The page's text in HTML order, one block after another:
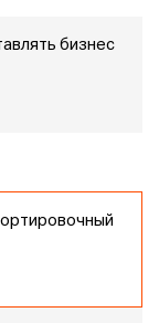
бизнес